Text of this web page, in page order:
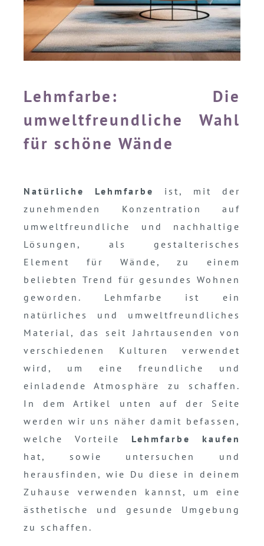
Lehmfarbe: Die
umweltfreundliche Wahl
für schöne Wände
Natürliche Lehmfarbe
ist, mit der
zunehmenden Konzentration auf
umweltfreundliche und nachhaltige
Lösungen, als gestalterisches
Element für Wände, zu einem
beliebten Trend für gesundes Wohnen
geworden. Lehmfarbe ist ein
natürliches und umweltfreundliches
Material, das seit Jahrtausenden von
verschiedenen Kulturen verwendet
wird, um eine freundliche und
einladende Atmosphäre zu schaffen.
In dem Artikel unten auf der Seite
werden wir uns näher damit befassen,
welche Vorteile Lehmfarbe kaufen
hat, sowie untersuchen und
herausfinden, wie Du diese in deinem
Zuhause verwenden kannst, um eine
ästhetische und gesunde Umgebung
zu schaffen.